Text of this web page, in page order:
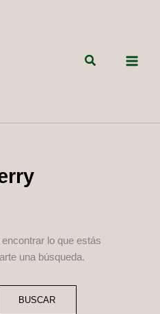
Buscar
lo que estás
una búsqueda.